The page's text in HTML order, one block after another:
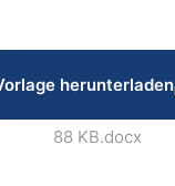
herunterladen
88 KB.docx